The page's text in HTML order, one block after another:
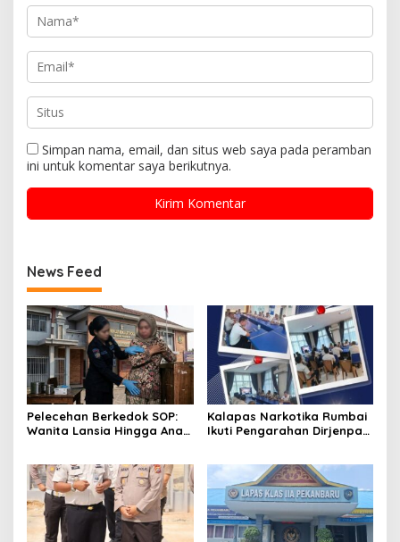
Simpan nama, email, dan situs web saya pada peramban
ini untuk komentar saya berikutnya.
News Feed
Pelecehan Berkedok SOP:
Wanita Lansia Hingga Anak
Copot Kalapas!
Kalapas Narkotika Rumbai
Ikuti Pengarahan Dirjenpas,
Agustus